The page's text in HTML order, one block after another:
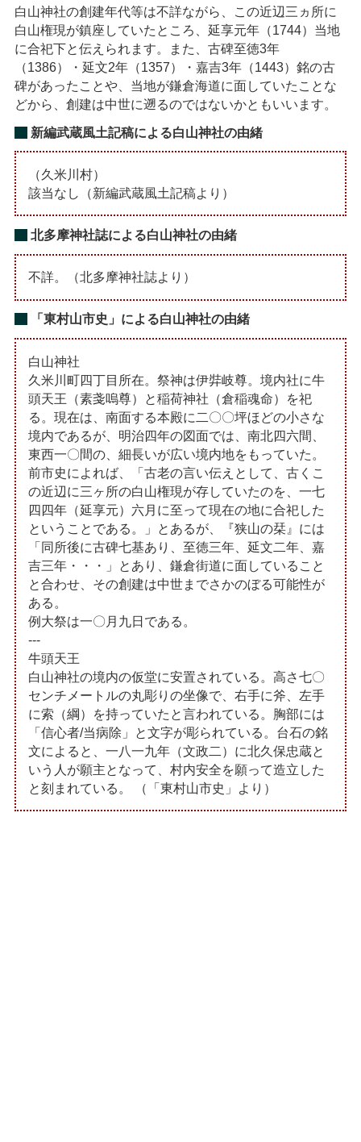
白山神社の創建年代等は不詳ながら、この近辺三ヵ所に
白山権現が鎮座していたところ、延享元年（1744）当地
に合祀下と伝えられます。また、古碑至徳3年
（1386）・延文2年（1357）・嘉吉3年（1443）銘の古
碑があったことや、当地が鎌倉海道に面していたことな
どから、創建は中世に遡るのではないかともいいます。
新編武蔵風土記稿による白山神社の由緒
（久米川村）
該当なし（新編武蔵風土記稿より）
北多摩神社誌による白山神社の由緒
不詳。（北多摩神社誌より）
「東村山市史」による白山神社の由緒
白山神社
久米川町四丁目所在。祭神は伊弉岐尊。境内社に牛
頭天王（素戔嗚尊）と稲荷神社（倉稲魂命）を祀
る。現在は、南面する本殿に二〇〇坪ほどの小さな
境内であるが、明治四年の図面では、南北四六間、
東西一〇間の、細長いが広い境内地をもっていた。
前市史によれば、「古老の言い伝えとして、古くこ
の近辺に三ヶ所の白山権現が存していたのを、一七
四四年（延享元）六月に至って現在の地に合祀した
ということである。」とあるが、『狭山の栞』には
「同所後に古碑七基あり、至徳三年、延文二年、嘉
吉三年・・・」とあり、鎌倉街道に面していること
と合わせ、その創建は中世までさかのぼる可能性が
ある。
例大祭は一〇月九日である。
---
牛頭天王
白山神社の境内の仮堂に安置されている。高さ七〇
センチメートルの丸彫りの坐像で、右手に斧、左手
に索（綱）を持っていたと言われている。胸部には
「信心者/当病除」と文字が彫られている。台石の銘
文によると、一八一九年（文政二）に北久保忠蔵と
いう人が願主となって、村内安全を願って造立した
と刻まれている。 （「東村山市史」より）